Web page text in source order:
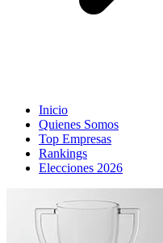
Inicio
Quienes Somos
Top Empresas
Rankings
Elecciones 2026